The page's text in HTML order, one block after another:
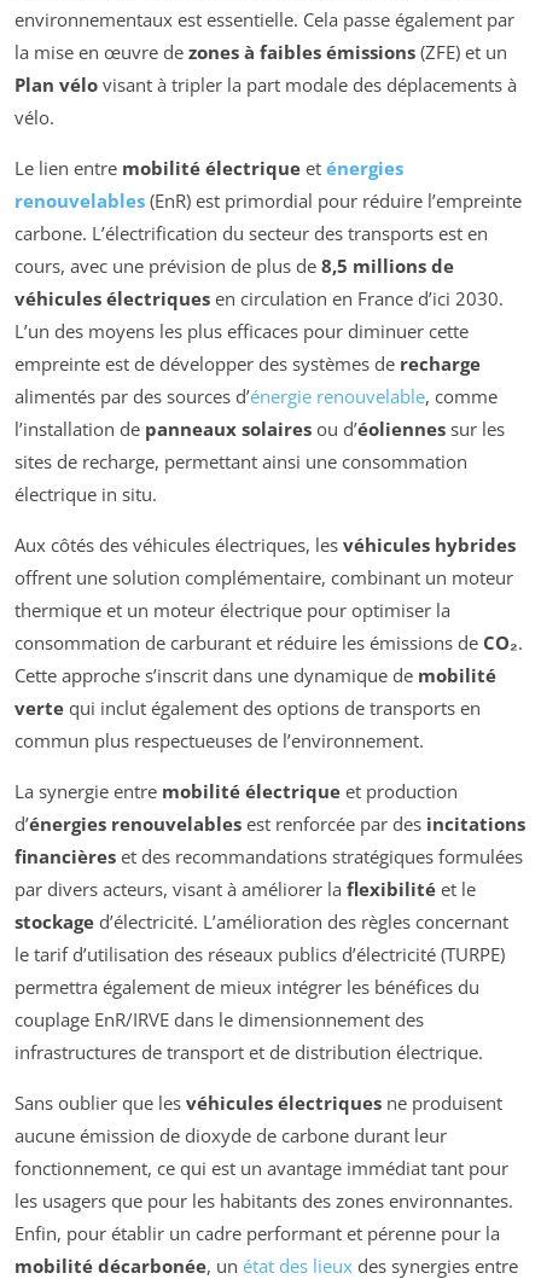
environnementaux est essentielle. Cela passe également par
la mise en œuvre de zones à faibles émissions (ZFE) et un
Plan vélo visant à tripler la part modale des déplacements à
vélo.
Le lien entre mobilité électrique et énergies
renouvelables (EnR) est primordial pour réduire l’empreinte
carbone. L’électrification du secteur des transports est en
cours, avec une prévision de plus de 8,5 millions de
véhicules électriques en circulation en France d’ici 2030.
L’un des moyens les plus efficaces pour diminuer cette
empreinte est de développer des systèmes de recharge
alimentés par des sources d’énergie renouvelable, comme
l’installation de panneaux solaires ou d’éoliennes sur les
sites de recharge, permettant ainsi une consommation
électrique in situ.
Aux côtés des véhicules électriques, les véhicules hybrides
offrent une solution complémentaire, combinant un moteur
thermique et un moteur électrique pour optimiser la
consommation de carburant et réduire les émissions de CO₂.
Cette approche s’inscrit dans une dynamique de mobilité
verte qui inclut également des options de transports en
commun plus respectueuses de l’environnement.
La synergie entre mobilité électrique et production
d’énergies renouvelables est renforcée par des incitations
financières et des recommandations stratégiques formulées
par divers acteurs, visant à améliorer la flexibilité et le
stockage d’électricité. L’amélioration des règles concernant
le tarif d’utilisation des réseaux publics d’électricité (TURPE)
permettra également de mieux intégrer les bénéfices du
couplage EnR/IRVE dans le dimensionnement des
infrastructures de transport et de distribution électrique.
Sans oublier que les véhicules électriques ne produisent
aucune émission de dioxyde de carbone durant leur
fonctionnement, ce qui est un avantage immédiat tant pour
les usagers que pour les habitants des zones environnantes.
Enfin, pour établir un cadre performant et pérenne pour la
mobilité décarbonée, un état des lieux des synergies entre